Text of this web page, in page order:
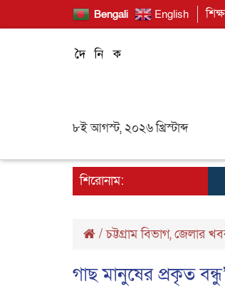
Bengali English
৮ই আগস্ট, ২০২৬ খ্রিস্টাব্দ
শিরোনাম:
/চট্টগ্রাম বিভাগ,জেলার
গাছ মানুষের প্রকৃত